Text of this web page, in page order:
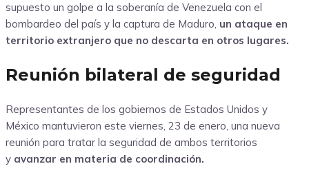
supuesto un golpe a la soberanía de Venezuela con el
bombardeo del país y la captura de Maduro, un ataque en
territorio extranjero que no descarta en otros lugares.
Reunión bilateral de seguridad
Representantes de los gobiernos de Estados Unidos y
México mantuvieron este viernes, 23 de enero, una nueva
reunión para tratar la seguridad de ambos territorios
y avanzar en materia de coordinación.